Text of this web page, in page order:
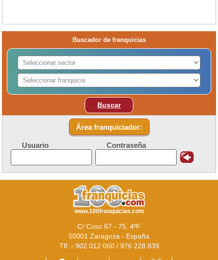
Buscador de franquicias
Buscar
Área franquiciador:
Usuario Contraseña
www.100franquicias.com
C/ Coso 67 - 75, 4ºF
50001 Zaragoza - España
Tlf. - 902 012 050 / 976 228 839